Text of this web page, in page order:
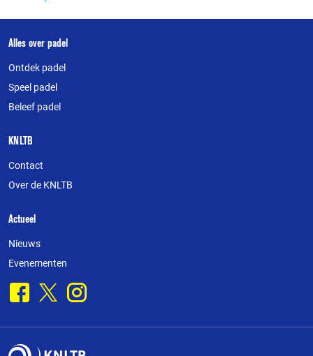
Over
deze
website
Alles over padel
Ontdek padel
Speel padel
Beleef padel
KNLTB
Contact
Over de KNLTB
Actueel
Nieuws
Evenementen
Facebook
X Instagram